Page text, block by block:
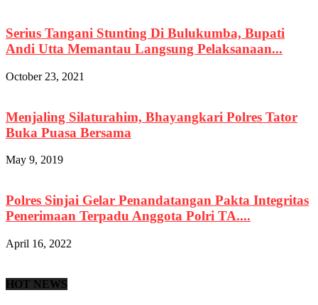
Serius Tangani Stunting Di Bulukumba, Bupati
Andi Utta Memantau Langsung Pelaksanaan...
October 23, 2021
Menjaling Silaturahim, Bhayangkari Polres Tator
Buka Puasa Bersama
May 9, 2019
Polres Sinjai Gelar Penandatangan Pakta Integritas
Penerimaan Terpadu Anggota Polri TA....
April 16, 2022
HOT NEWS